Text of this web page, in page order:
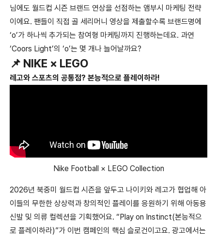
님에도 월드컵 시즌 브랜드 연상을 선점하는 앰부시 마케팅 전략
이에요. 팬들이 직접 골 세리머니 영상을 제출할수록 브랜드명에
‘o’가 하나씩 추가되는 참여형 마케팅까지 진행하는데요. 과연
‘Coors Light’의 ‘o’는 몇 개나 늘어날까요?
📌 NIKE × LEGO
레고와 스포츠의 공통점? 본능적으로 플레이하라!
Nike Football × LEGO Collection
2026년 북중미 월드컵 시즌을 앞두고 나이키와 레고가 협업해 아
이들의 무한한 상상력과 창의적인 플레이를 응원하기 위해 아동용
신발 및 의류 컬렉션을 기획했어요. “Play on Instinct(본능적으
로 플레이하라)”가 이번 캠페인의 핵심 슬로건이고요. 광고에서는